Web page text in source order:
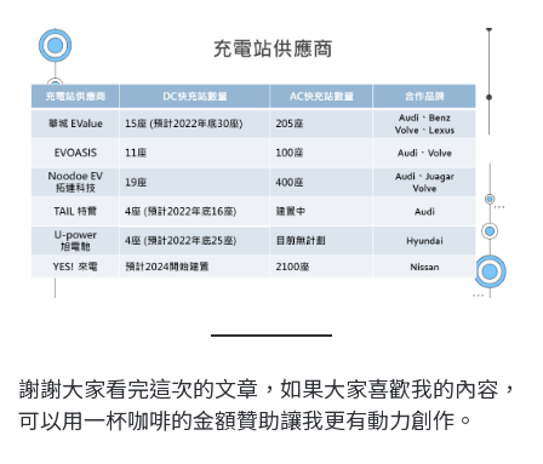
謝謝大家看完這次的文章，如果大家喜歡我的內容，
可以用一杯咖啡的金額贊助讓我更有動力創作。